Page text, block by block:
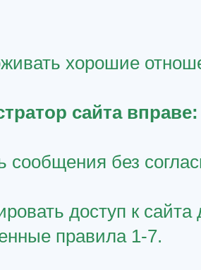
хорошие
сайта вправе:
сообщения без
доступ к
правила 1-7.